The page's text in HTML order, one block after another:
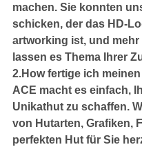
machen. Sie konnten
schicken, der das HD-
artworking ist, und
lassen es Thema Ihrer
2.How fertige ich
ACE macht es einfach,
Unikathut zu schaffen.
von Hutarten, Grafiken,
perfekten Hut für Sie